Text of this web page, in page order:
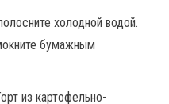
холодной водой.
бумажным